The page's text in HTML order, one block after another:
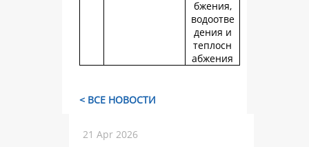
бжения,
водоотве
дения и
теплосн
абжения
< ВСЕ НОВОСТИ
21 Apr 2026